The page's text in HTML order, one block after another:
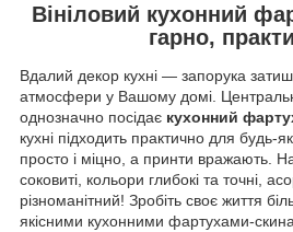
Вініловий кухонний
гарно,
Вдалий декор кухні — запорука
атмосфери у Вашому домі.
однозначно посідає кухонний
кухні підходить практично для будь-
просто і міцно, а принти вражають.
соковиті, кольори глибокі та точні,
різноманітний! Зробіть своє життя
якісними кухонними фартухами-